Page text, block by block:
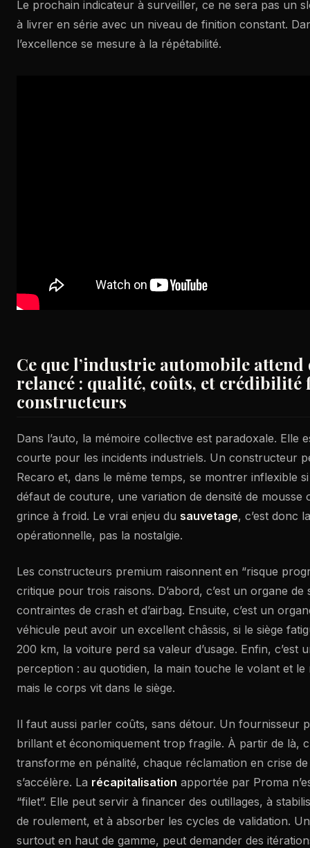
Le prochain indicateur à surveiller, ce ne sera pas un
à livrer en série avec un niveau de finition constant.
l’excellence se mesure à la répétabilité.
Ce que l’industrie automobile attend
relancé : qualité, coûts, et crédibilité
constructeurs
Dans l’auto, la mémoire collective est paradoxale. Elle
courte pour les incidents industriels. Un constructeur
Recaro et, dans le même temps, se montrer inflexible
défaut de couture, une variation de densité de mousse
grince à froid. Le vrai enjeu du sauvetage, c’est donc
opérationnelle, pas la nostalgie.
Les constructeurs premium raisonnent en “risque
critique pour trois raisons. D’abord, c’est un organe de
contraintes de crash et d’airbag. Ensuite, c’est un
véhicule peut avoir un excellent châssis, si le siège
200 km, la voiture perd sa valeur d’usage. Enfin, c’est
perception : au quotidien, la main touche le volant et le
mais le corps vit dans le siège.
Il faut aussi parler coûts, sans détour. Un fournisseur
brillant et économiquement trop fragile. À partir de là,
transforme en pénalité, chaque réclamation en crise
s’accélère. La récapitalisation apportée par Proma
“filet”. Elle peut servir à financer des outillages, à
de roulement, et à absorber les cycles de validation.
surtout en haut de gamme, peut demander des